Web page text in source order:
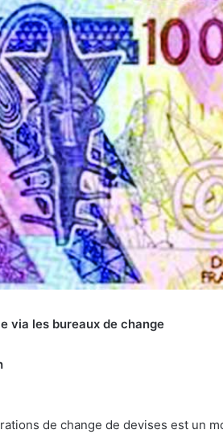
via les bureaux de change
de change de devises est un